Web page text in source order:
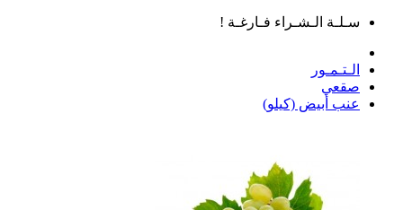
سـلـة الـشـراء فـارغـة !
الـتـمـور
صقعي
عنب أبيض (كيلو)